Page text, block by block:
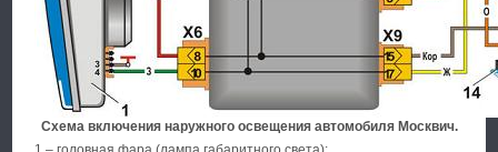
Схема включения наружного освещения автомобиля Москвич.